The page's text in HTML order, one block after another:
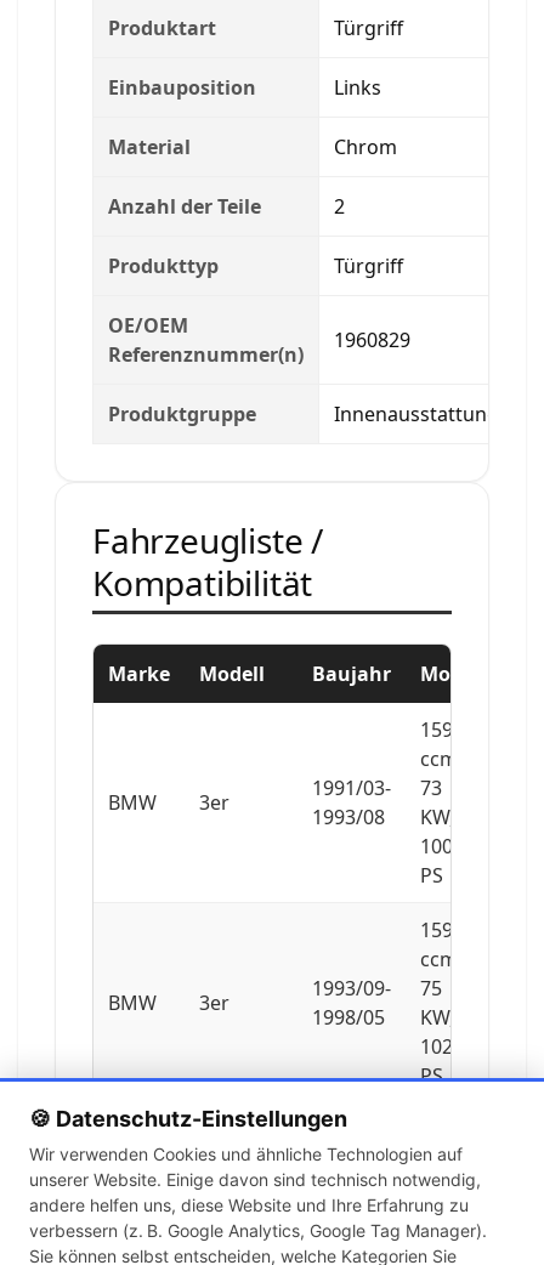
🍪 Datenschutz-Einstellungen
Wir verwenden Cookies und ähnliche Technologien auf
unserer Website. Einige davon sind technisch notwendig,
andere helfen uns, diese Website und Ihre Erfahrung zu
verbessern (z. B. Google Analytics, Google Tag Manager).
Sie können selbst entscheiden, welche Kategorien Sie
Produktart Türgriff
Einbauposition Links
Material Chrom
Anzahl der Teile 2
Produkttyp Türgriff
OE/OEM
Referenznummer(n)
1960829
Produktgruppe Innenausstattung
Fahrzeugliste /
Kompatibilität
Marke Modell Baujahr Motor
BMW 3er
1991/03-
1993/08
1596
ccm,
73
KW,
100
PS
BMW 3er
1993/09-
1998/05
1596
ccm,
75
KW,
102
PS
BMW 3er
1992/02-
1995/12
ccm,
103
KW,
140